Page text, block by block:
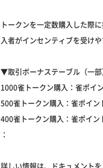
トークンを一定数購入した際
入者がインセンティブを受け
▼取引ボーナステーブル（一部
1000雀トークン購入：雀ポイ
500雀トークン購入：雀ポイ
400雀トークン購入：雀ポイ
：